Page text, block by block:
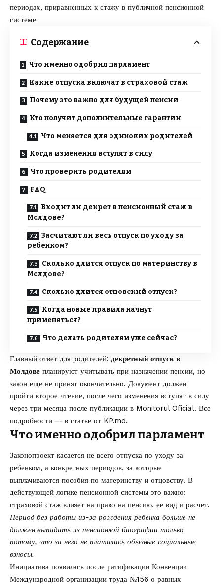
периодах, приравненных к стажу в публичной пенсионной
системе.
Содержание
Что именно одобрил парламент
Какие отпуска включат в страховой стаж
Почему это важно для будущей пенсии
Кто получит дополнительные гарантии
Что меняется для одиноких родителей
Когда изменения вступят в силу
Что проверить родителям
FAQ
Входит ли декрет в пенсионный стаж в
Молдове?
Засчитают ли весь отпуск по уходу за
ребенком?
Сколько длится отпуск по материнству в
Молдове?
Сколько длится отцовский отпуск?
Когда новые правила начнут
применяться?
Что делать родителям уже сейчас?
Главный ответ для родителей: декретный отпуск в
Молдове планируют учитывать при назначении пенсии, но
закон еще не принят окончательно. Документ должен
пройти второе чтение, после чего изменения вступят в силу
через три месяца после публикации в Monitorul Oficial. Все
подробности — в статье от KP.md.
Что именно одобрил парламент
Законопроект касается не всего отпуска по уходу за
ребенком, а конкретных периодов, за которые
выплачиваются пособия по материнству и отцовству. В
действующей логике пенсионной системы это важно:
страховой стаж влияет на право на пенсию, ее вид и расчет.
Период без работы из-за рождения ребенка больше не
должен выпадать из пенсионной биографии только
потому, что за него не платились обычные социальные
взносы.
Инициатива появилась после ратификации Конвенции
Международной организации труда №156 о равных